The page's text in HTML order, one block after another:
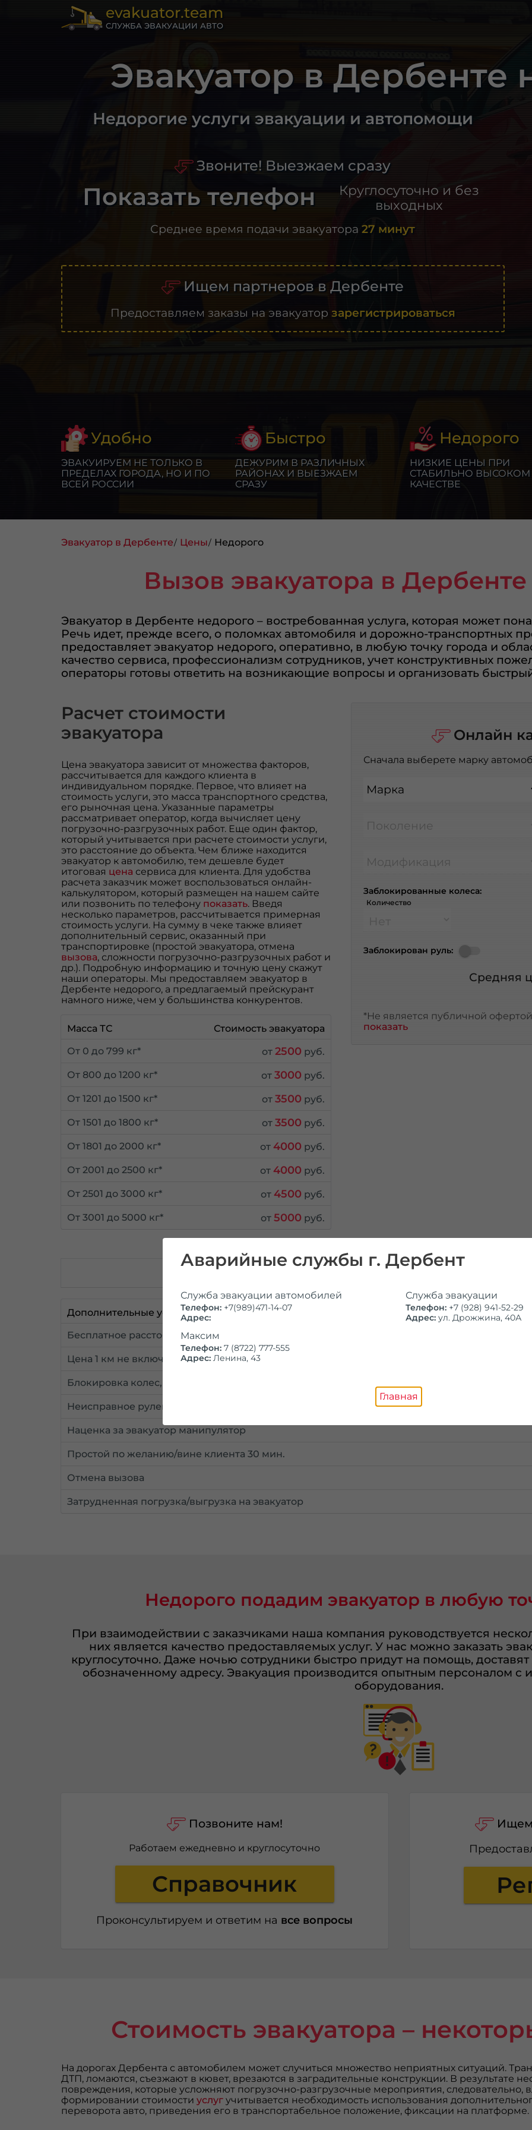
evakuator.team
СЛУЖБА ЭВАКУАЦИИ АВТО
Эвакуатор в Дербенте
Недорогие услуги эвакуации и автопомощи
Звоните! Выезжаем сразу
Показать телефон
Круглосуточно и без
выходных
Среднее время подачи эвакуатора27 минут
Ищем партнеров в Дербенте
Предоставляем заказы на эвакуатор зарегистрироваться
Удобно
ЭВАКУИРУЕМ НЕ ТОЛЬКО В
ПРЕДЕЛАХ ГОРОДА, НО И ПО
ВСЕЙ РОССИИ
Быстро
ДЕЖУРИМ В РАЗЛИЧНЫХ
РАЙОНАХ И ВЫЕЗЖАЕМ
СРАЗУ
Недорого
НИЗКИЕ ЦЕНЫ ПРИ
СТАБИЛЬНО ВЫСОКОМ
КАЧЕСТВЕ
Эвакуатор в Дербенте Цены Недорого
Вызов эвакуатора в
Эвакуатор в Дербенте недорого – востребованная услуга, которая может
Речь идет, прежде всего, о поломках автомобиля и дорожно-транспортных
предоставляет эвакуатор недорого, оперативно, в любую точку города и
качество сервиса, профессионализм сотрудников, учет конструктивных
операторы готовы ответить на возникающие вопросы и организовать
Расчет стоимости
эвакуатора
Цена эвакуатора зависит от множества факторов,
рассчитывается для каждого клиента в
индивидуальном порядке. Первое, что влияет на
стоимость услуги, это масса транспортного средства,
его рыночная цена. Указанные параметры
рассматривает оператор, когда вычисляет цену
погрузочно-разгрузочных работ. Еще один фактор,
который учитывается при расчете стоимости услуги,
это расстояние до объекта. Чем ближе находится
эвакуатор к автомобилю, тем дешевле будет
итоговая цена сервиса для клиента. Для удобства
расчета заказчик может воспользоваться онлайн-
калькулятором, который размещен на нашем сайте
или позвонить по телефону показать. Введя
несколько параметров, рассчитывается примерная
стоимость услуги. На сумму в чеке также влияет
дополнительный сервис, оказанный при
транспортировке (простой эвакуатора, отмена
вызова, сложности погрузочно-разгрузочных работ и
др.). Подробную информацию и точную цену скажут
наши операторы. Мы предоставляем эвакуатор в
Дербенте недорого, а предлагаемый прейскурант
намного ниже, чем у большинства конкурентов.
Масса ТС
Стоимость эвакуатора
От 0 до 799 кг*
от 2500руб.
От 800 до 1200 кг* от 3000руб.
От 1201 до 1500 кг* от 3500руб.
От 1501 до 1800 кг* от 3500руб.
От 1801 до 2000 кг* от 4000руб.
От 2001 до 2500 кг* от 4000руб.
От 2501 до 3000 кг* от 4500руб.
От 3001 до 5000 кг* от 5000руб.
Онлайн
Сначала выберете марку
Марка
Поколение
Модификация
Заблокированные колеса:
Количество
Заблокирован руль:
Средняя
*Не является публичной
показать
ЭВАКУАТОР
Дополнительные услуги
Бесплатное расстояние включенное в стоимость
Цена 1 км не включенного в стоимость
Блокировка колес, 1 колесо
Неисправное рулевое управление
Наценка за эвакуатор манипулятор
Простой по желанию/вине клиента 30 мин.
Отмена вызова
Затрудненная погрузка/выгрузка на эвакуатор
Недорого подадим эвакуатор в любую
При взаимодействии с заказчиками наша компания руководствуется
них является качество предоставляемых услуг. У нас можно заказать
круглосуточно. Даже ночью сотрудники быстро придут на помощь,
обозначенному адресу. Эвакуация производится опытным персоналом с
оборудования.
Позвоните нам!
Работаем ежедневно и круглосуточно
Справочник
Проконсультируем и ответим на все вопросы
Ищем
Стоимость эвакуатора –
На дорогах Дербента с автомобилем может случиться множество неприятных ситуаций.
ДТП, ломаются, съезжают в кювет, врезаются в заградительные конструкции. В результате
повреждения, которые усложняют погрузочно-разгрузочные мероприятия, следовательно,
формировании стоимости услугучитывается необходимость использования
переворота авто, приведения его в транспортабельное положение, фиксации на платформе.
Аварийные службы г. Дербент
Служба эвакуации автомобилей
Телефон: +7(989)471-14-07
Адрес:
Служба эвакуации
Телефон: +7 (928) 941-52-29
Адрес: ул. Дрожжина, 40А
Максим
Телефон: 7 (8722) 777-555
Адрес: Ленина, 43
Главная